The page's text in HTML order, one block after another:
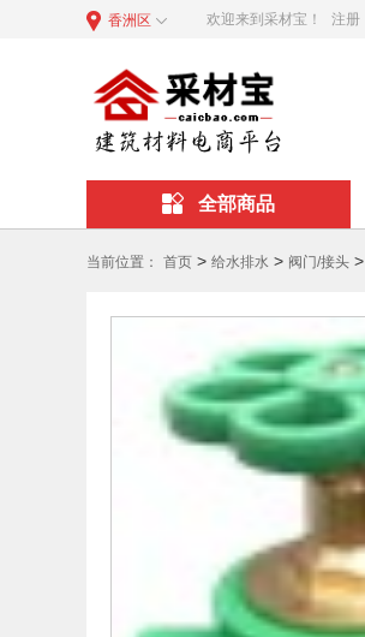
香洲区 欢迎来到采材宝！ 注册
全部商品
当前位置： 首页 > 给水排水 > 阀门/接头 >